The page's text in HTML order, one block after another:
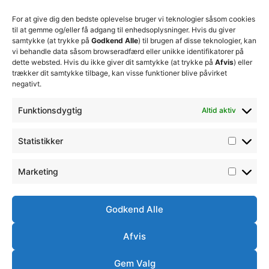
For at give dig den bedste oplevelse bruger vi teknologier såsom cookies
til at gemme og/eller få adgang til enhedsoplysninger. Hvis du giver
samtykke (at trykke på Godkend Alle) til brugen af disse teknologier, kan
vi behandle data såsom browseradfærd eller unikke identifikatorer på
dette websted. Hvis du ikke giver dit samtykke (at trykke på Afvis) eller
trækker dit samtykke tilbage, kan visse funktioner blive påvirket
negativt.
Funktionsdygtig Altid aktiv
Statistikker
Marketing
Godkend Alle
Afvis
Gem Valg
99 19
19
Trænerteamet
Erhverv
Club 500
for at
sikre
klubbens
fremtid
15. juli 2026
𝘀𝗽𝗶𝗹𝗹𝗲𝗿
17. april 2026
Velkommen
til Emilie
7. februar
Thisted
HandelsbetingelserOrdensreglement